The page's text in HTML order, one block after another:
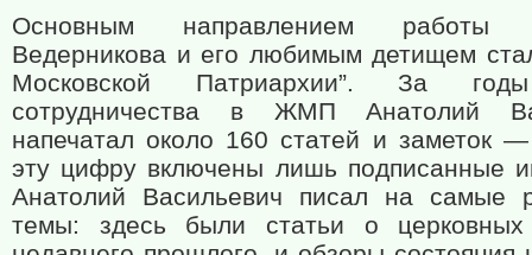
Основным направлением работы
Ведерникова и его любимым детищем
Московской Патриархии”. За
сотрудничества в ЖМП Анатолий
напечатал около 160 статей и заметок
эту цифру включены лишь подписанные
Анатолий Васильевич писал на самые
темы: здесь были статьи о церковных